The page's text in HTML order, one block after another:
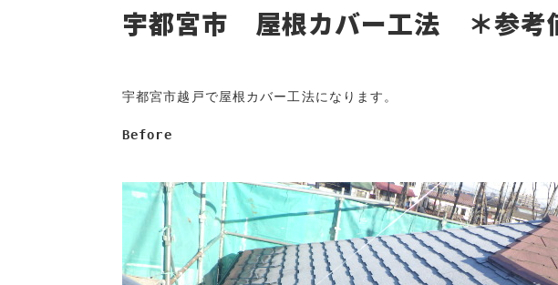
宇都宮市 屋根カバー工法 ＊参
宇都宮市越戸で屋根カバー工法になります。
Before